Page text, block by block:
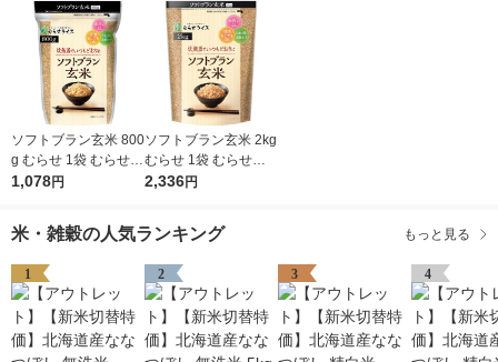
ソフトブラン玄米 800
g むらせ 1袋 むらせラ
イス 水洗いなし 浸透
1,078円
ソフトブラン玄米 2kg
むらせ 1袋 むらせラ
イス 水洗いなし 浸透
2,336円
米・雑穀の人気ランキング もっと見る
1 2 3 4